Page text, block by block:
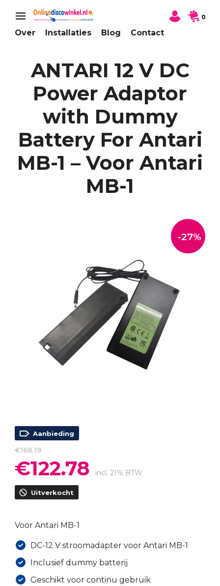
Over Installaties Blog Contact
0
ANTARI 12 V DC
Power Adaptor
with Dummy
Battery For Antari
MB-1 – Voor Antari
MB-1
-27%
Aanbieding
€168.19
Oorspronkelijke
prijs
was:
€168.19.
€122.78 prijs
incl. 21% BTW
Uitverkocht
Voor Antari MB-1
DC-12 V stroomadapter voor Antari MB-1
Inclusief dummy batterij
Geschikt voor continu gebruik